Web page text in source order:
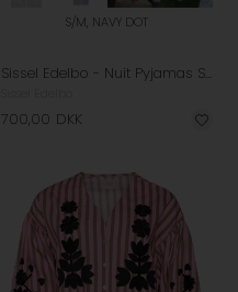
S/M, NAVY DOT
Sissel Edelbo - Nuit Pyjamas Sæt - Navy Dot
700,00 DKK